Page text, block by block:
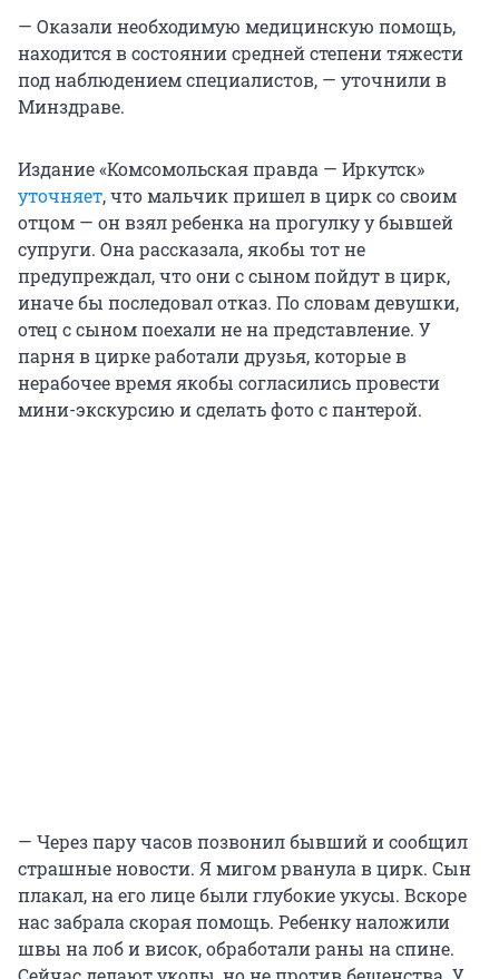
— Оказали необходимую медицинскую помощь,
находится в состоянии средней степени тяжести
под наблюдением специалистов, — уточнили в
Минздраве.
Издание «Комсомольская правда — Иркутск»
уточняет, что мальчик пришел в цирк со своим
отцом — он взял ребенка на прогулку у бывшей
супруги. Она рассказала, якобы тот не
предупреждал, что они с сыном пойдут в цирк,
иначе бы последовал отказ. По словам девушки,
отец с сыном поехали не на представление. У
парня в цирке работали друзья, которые в
нерабочее время якобы согласились провести
мини-экскурсию и сделать фото с пантерой.
— Через пару часов позвонил бывший и сообщил
страшные новости. Я мигом рванула в цирк. Сын
плакал, на его лице были глубокие укусы. Вскоре
нас забрала скорая помощь. Ребенку наложили
швы на лоб и висок, обработали раны на спине.